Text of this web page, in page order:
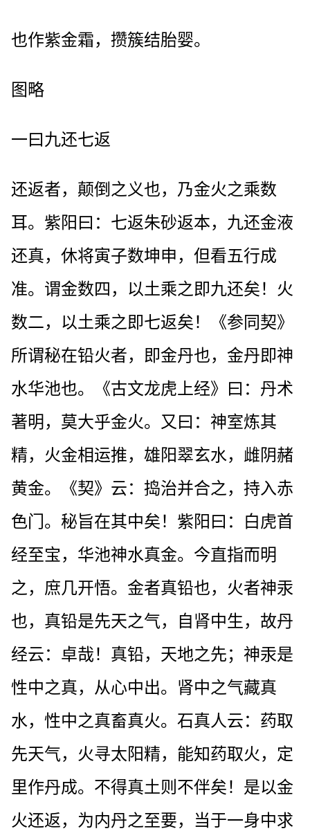
也作紫金霜，攒簇结胎婴。
图略
一曰九还七返
还返者，颠倒之义也，乃金火之乘数
耳。紫阳曰：七返朱砂返本，九还金液
还真，休将寅子数坤申，但看五行成
准。谓金数四，以土乘之即九还矣！火
数二，以土乘之即七返矣！《参同契》
所谓秘在铅火者，即金丹也，金丹即神
水华池也。《古文龙虎上经》曰：丹术
著明，莫大乎金火。又曰：神室炼其
精，火金相运推，雄阳翠玄水，雌阴赭
黄金。《契》云：捣治并合之，持入赤
色门。秘旨在其中矣！紫阳曰：白虎首
经至宝，华池神水真金。今直指而明
之，庶几开悟。金者真铅也，火者神汞
也，真铅是先天之气，自肾中生，故丹
经云：卓哉！真铅，天地之先；神汞是
性中之真，从心中出。肾中之气藏真
水，性中之真畜真火。石真人云：药取
先天气，火寻太阳精，能知药取火，定
里作丹成。不得真土则不伴矣！是以金
火还返，为内丹之至要，当于一身中求